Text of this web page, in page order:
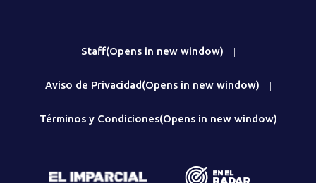
Staff(Opens in new window) |
Aviso de Privacidad(Opens in new window) |
Términos y Condiciones(Opens in new window)